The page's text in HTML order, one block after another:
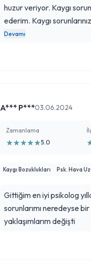
huzur veriyor. Kaygı
ederim. Kaygı
Hava Uzuner Psikolojik
Devamı
A*** P***03.06.2024
Zamanlama
★★★★★5.0
Kaygı Bozuklukları Psk. Hava
Gittiğim en iyi psikolog
sorunlarımı neredeyse
yaklaşımlarım değişti